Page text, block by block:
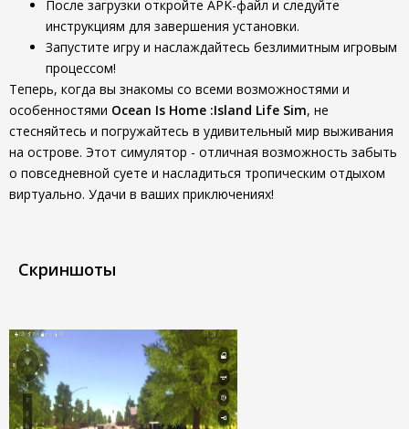
После загрузки откройте APK-файл и следуйте
инструкциям для завершения установки.
Запустите игру и наслаждайтесь безлимитным игровым
процессом!
Теперь, когда вы знакомы со всеми возможностями и
особенностями Ocean Is Home :Island Life Sim, не
стесняйтесь и погружайтесь в удивительный мир выживания
на острове. Этот симулятор - отличная возможность забыть
о повседневной суете и насладиться тропическим отдыхом
виртуально. Удачи в ваших приключениях!
Скриншоты